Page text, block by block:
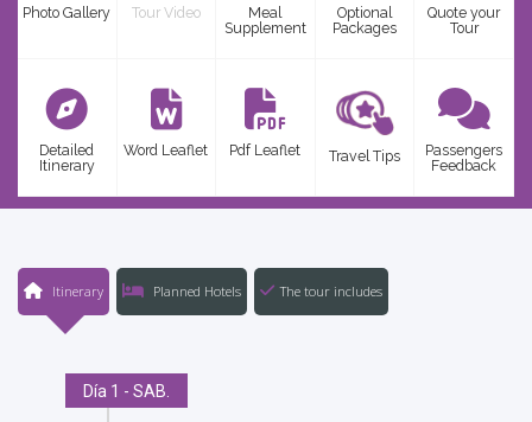
Photo Gallery Tour Video
Meal
Supplement
Optional
Packages
Quote your
Tour
Detailed
Itinerary
Word Leaflet Pdf Leaflet Travel Tips
Passengers
Feedback
Itinerary Planned Hotels The tour includes
Día 1 - SAB.